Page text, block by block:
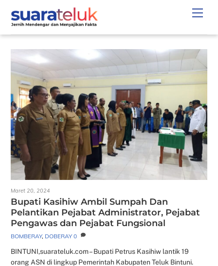
content
Maret 20, 2024
Bupati Kasihiw Ambil Sumpah Dan
Pelantikan Pejabat Administrator, Pejabat
Pengawas dan Pejabat Fungsional
BOMBERAY, DOBERAY 0
BINTUNI,suarateluk.com – Bupati Petrus Kasihiw lantik 19
orang ASN di lingkup Pemerintah Kabupaten Teluk Bintuni.